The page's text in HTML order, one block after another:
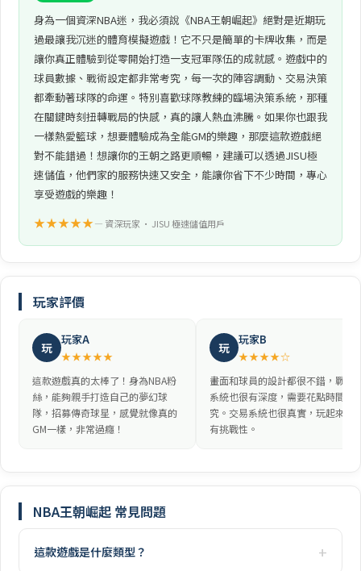
身為一個資深NBA迷，我必須說《NBA王朝崛起》絕對是近期玩
過最讓我沉迷的體育模擬遊戲！它不只是簡單的卡牌收集，而是
讓你真正體驗到從零開始打造一支冠軍隊伍的成就感。遊戲中的
球員數據、戰術設定都非常考究，每一次的陣容調動、交易決策
都牽動著球隊的命運。特別喜歡球隊教練的臨場決策系統，那種
在關鍵時刻扭轉戰局的快感，真的讓人熱血沸騰。如果你也跟我
一樣熱愛籃球，想要體驗成為全能GM的樂趣，那麼這款遊戲絕
對不能錯過！想讓你的王朝之路更順暢，建議可以透過JISU極
速儲值，他們家的服務快速又安全，能讓你省下不少時間，專心
享受遊戲的樂趣！
★★★★★— 資深玩家 • JISU 極速儲值用戶
玩家評價
玩 玩家A
★★★★★
這款遊戲真的太棒了！身為NBA粉
絲，能夠親手打造自己的夢幻球
隊，招募傳奇球星，感覺就像真的
GM一樣，非常過癮！
玩 玩家B
★★★★☆
畫面和球員的設計都很不錯，戰術
系統也很有深度，需要花點時間研
究。交易系統也很真實，玩起來很
有挑戰性。
NBA王朝崛起 常見問題
這款遊戲是什麼類型？